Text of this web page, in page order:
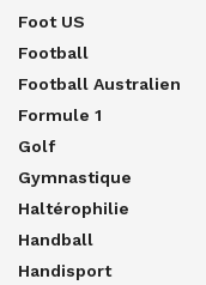
Foot US
Football
Football Australien
Formule 1
Golf
Gymnastique
Haltérophilie
Handball
Handisport